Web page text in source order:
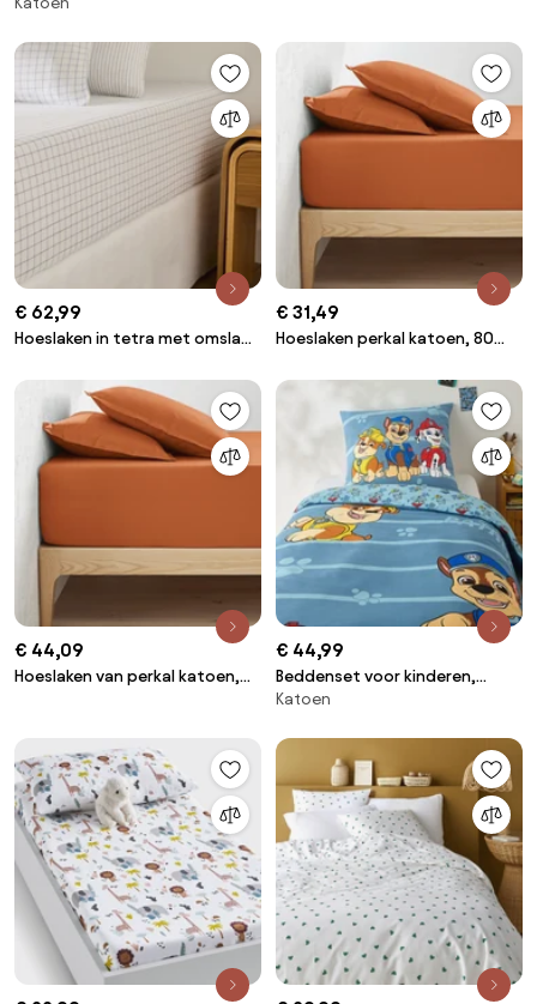
Fraize
€ 62,99
Hoeslaken in tetra met omslag
€ 31,49
Hoeslaken perkal katoen, 80
€ 44,09
Hoeslaken van perkal katoen,
€ 44,99
Beddenset voor kinderen,
katoen, PAW Patrol
Katoen